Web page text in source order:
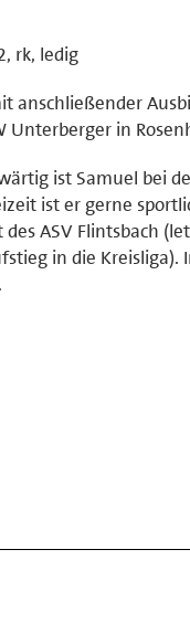
rk, ledig
anschließender
Unterberger in
ist Samuel bei
ist er gerne
ASV Flintsbach
in die Kreisliga).